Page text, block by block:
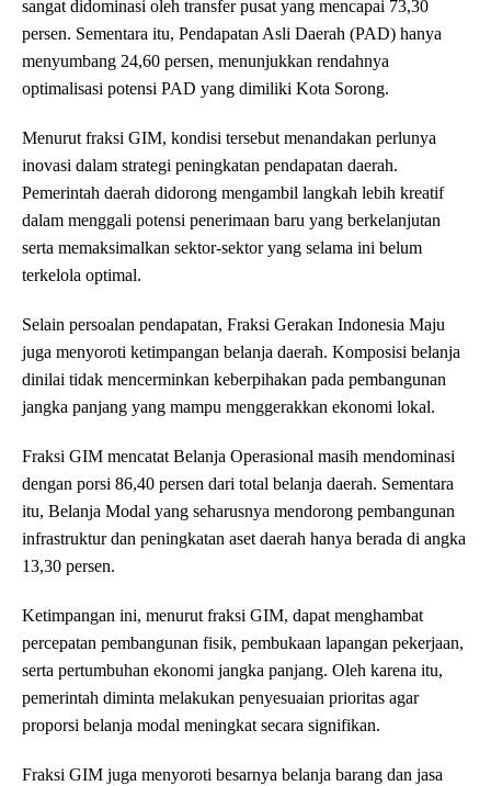
sangat didominasi oleh transfer pusat yang mencapai 73,30
persen. Sementara itu, Pendapatan Asli Daerah (PAD) hanya
menyumbang 24,60 persen, menunjukkan rendahnya
optimalisasi potensi PAD yang dimiliki Kota Sorong.
Menurut fraksi GIM, kondisi tersebut menandakan perlunya
inovasi dalam strategi peningkatan pendapatan daerah.
Pemerintah daerah didorong mengambil langkah lebih kreatif
dalam menggali potensi penerimaan baru yang berkelanjutan
serta memaksimalkan sektor-sektor yang selama ini belum
terkelola optimal.
Selain persoalan pendapatan, Fraksi Gerakan Indonesia Maju
juga menyoroti ketimpangan belanja daerah. Komposisi belanja
dinilai tidak mencerminkan keberpihakan pada pembangunan
jangka panjang yang mampu menggerakkan ekonomi lokal.
Fraksi GIM mencatat Belanja Operasional masih mendominasi
dengan porsi 86,40 persen dari total belanja daerah. Sementara
itu, Belanja Modal yang seharusnya mendorong pembangunan
infrastruktur dan peningkatan aset daerah hanya berada di angka
13,30 persen.
Ketimpangan ini, menurut fraksi GIM, dapat menghambat
percepatan pembangunan fisik, pembukaan lapangan pekerjaan,
serta pertumbuhan ekonomi jangka panjang. Oleh karena itu,
pemerintah diminta melakukan penyesuaian prioritas agar
proporsi belanja modal meningkat secara signifikan.
Fraksi GIM juga menyoroti besarnya belanja barang dan jasa